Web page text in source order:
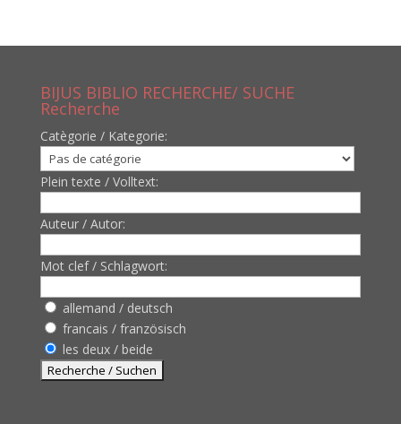
BIJUS BIBLIO RECHERCHE/ SUCHE
Recherche
Catègorie / Kategorie:
Plein texte / Volltext:
Auteur / Autor:
Mot clef / Schlagwort:
allemand / deutsch
francais / französisch
les deux / beide